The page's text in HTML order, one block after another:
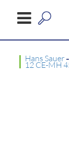
Hans Sauer
12 CE-MH